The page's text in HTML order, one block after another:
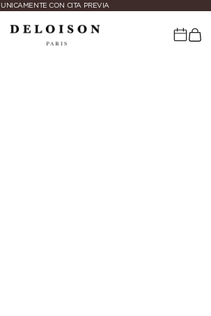
UNICAMENTE CON CITA PREVIA
Deloison Paris